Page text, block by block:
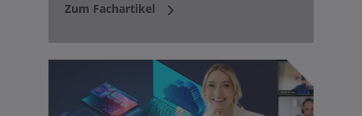
Zum Fachartikel